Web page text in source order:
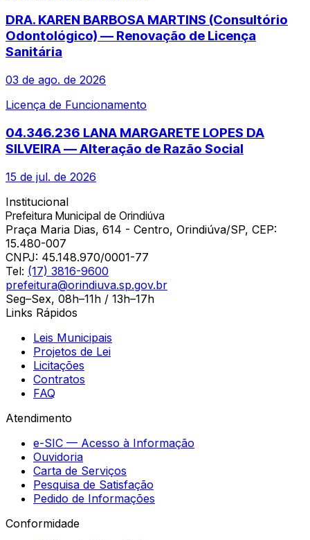
DRA. KAREN BARBOSA MARTINS (Consultório
Odontológico) — Renovação de Licença
Sanitária
03 de ago. de 2026
Licença de Funcionamento
04.346.236 LANA MARGARETE LOPES DA
SILVEIRA — Alteração de Razão Social
15 de jul. de 2026
Institucional
Prefeitura Municipal de Orindiúva
Praça Maria Dias, 614 - Centro, Orindiúva/SP, CEP:
15.480-007
CNPJ: 45.148.970/0001-77
Tel: (17) 3816-9600
prefeitura@orindiuva.sp.gov.br
Seg–Sex, 08h–11h / 13h–17h
Links Rápidos
Leis Municipais
Projetos de Lei
Licitações
Contratos
FAQ
Atendimento
e-SIC — Acesso à Informação
Ouvidoria
Carta de Serviços
Pesquisa de Satisfação
Pedido de Informações
Conformidade